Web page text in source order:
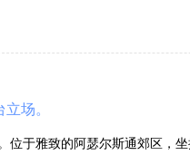
场。
于雅致的阿瑟尔斯通郊区，